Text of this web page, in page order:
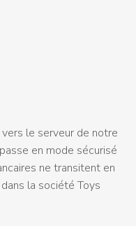
le serveur de notre
en mode sécurisé
ne transitent en
la société Toys